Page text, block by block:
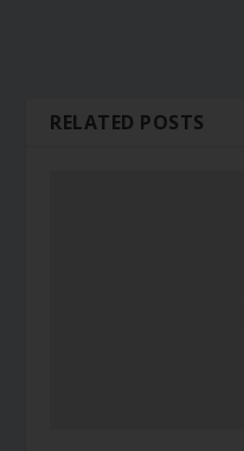
RELATED POSTS